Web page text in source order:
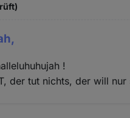
!
der tut nichts, der will nur